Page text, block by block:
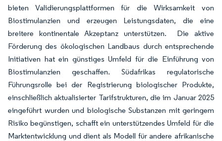
bieten Validierungsplattformen für die Wirksamkeit von
Biostimulanzien und erzeugen Leistungsdaten, die eine
breitere kontinentale Akzeptanz unterstützen. Die aktive
Förderung des ökologischen Landbaus durch entsprechende
Initiativen hat ein günstiges Umfeld für die Einführung von
Biostimulanzien geschaffen. Südafrikas regulatorische
Führungsrolle bei der Registrierung biologischer Produkte,
einschließlich aktualisierter Tarifstrukturen, die im Januar 2025
eingeführt wurden und biologische Substanzen mit geringem
Risiko begünstigen, schafft ein unterstützendes Umfeld für die
Marktentwicklung und dient als Modell für andere afrikanische